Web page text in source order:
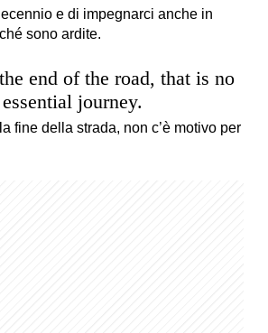
e di impegnarci anche in
sono ardite.
end of the road, that is no
journey.
fine della strada, non c’è motivo per